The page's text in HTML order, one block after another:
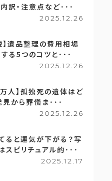
内訳・注意点など･･･
2025.12.26
】遺品整理の費用相場
する5つのコツと･･･
2025.12.26
人】孤独死の遺体はど
見から葬儀ま･･･
2025.12.26
ると運気が下がる？写
スピリチュアル的･･･
2025.12.17